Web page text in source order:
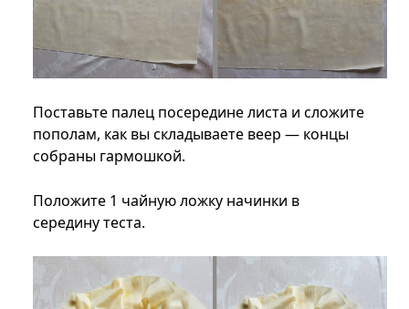
Поставьте палец посередине листа и сложите
пополам, как вы складываете веер — концы
собраны гармошкой.
Положите 1 чайную ложку начинки в
середину теста.